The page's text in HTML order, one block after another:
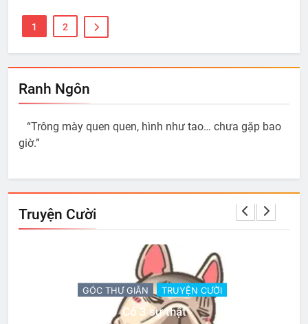
Ranh Ngôn
“Trông mày quen quen, hình như tao… chưa gặp bao
giờ.”
Truyện Cười
GÓC THƯ GIÃN TRUYỆN CƯỜI
Có 3 sự thật
1 2